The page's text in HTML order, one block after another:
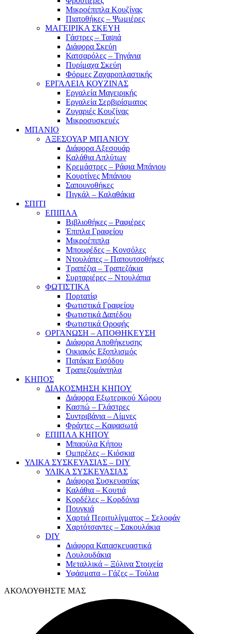
Μικροέπιπλα Κουζίνας
Πιατοθήκες – Ψωμιέρες
ΜΑΓΕΙΡΙΚΑ ΣΚΕΥΗ
Γάστρες – Ταψιά
Διάφορα Σκεύη
Κατσαρόλες – Τηγάνια
Πυρίμαχα Σκεύη
Φόρμες Ζαχαροπλαστικής
ΕΡΓΑΛΕΙΑ ΚΟΥΖΙΝΑΣ
Εργαλεία Μαγειρικής
Εργαλεία Σερβιρίσματος
Ζυγαριές Κουζίνας
Μικροσυσκευές
ΜΠΑΝΙΟ
ΑΞΕΣΟΥΑΡ ΜΠΑΝΙΟΥ
Διάφορα Αξεσουάρ
Καλάθια Απλύτων
Κρεμάστρες – Ράφια Μπάνιου
Κουρτίνες Μπάνιου
Σαπουνοθήκες
Πιγκάλ – Καλαθάκια
ΣΠΙΤΙ
ΕΠΙΠΛΑ
Βιβλιοθήκες – Ραφιέρες
Έπιπλα Γραφείου
Μικροέπιπλα
Μπουφέδες – Κονσόλες
Ντουλάπες – Παπουτσοθήκες
Τραπέζια – Τραπεζάκια
Συρταριέρες – Ντουλάπια
ΦΩΤΙΣΤΙΚΑ
Πορτατίφ
Φωτιστικά Γραφείου
Φωτιστικά Δαπέδου
Φωτιστικά Οροφής
ΟΡΓΑΝΩΣΗ – ΑΠΟΘΗΚΕΥΣΗ
Διάφορα Αποθήκευσης
Οικιακός Εξοπλισμός
Πατάκια Εισόδου
Τραπεζομάντηλα
ΚΗΠΟΣ
ΔΙΑΚΟΣΜΗΣΗ ΚΗΠΟΥ
Διάφορα Εξωτερικού Χώρου
Κασπώ – Γλάστρες
Συντριβάνια – Λίμνες
Φράχτες – Καφασωτά
ΕΠΙΠΛΑ ΚΗΠΟΥ
Μπαούλα Κήπου
Ομπρέλες – Κιόσκια
ΥΛΙΚΑ ΣΥΣΚΕΥΑΣΙΑΣ – DIY
ΥΛΙΚΑ ΣΥΣΚΕΥΑΣΙΑΣ
Διάφορα Συσκευασίας
Καλάθια – Κουτιά
Κορδέλες – Κορδόνια
Πουγκιά
Χαρτιά Περιτυλίγματος – Σελοφάν
Χαρτότσαντες – Σακουλάκια
DIY
Διάφορα Κατασκευαστικά
Λουλουδάκια
Μεταλλικά – Ξύλινα Στοιχεία
Υφάσματα – Γάζες – Τούλια
ΑΚΟΛΟΥΘΗΣΤΕ ΜΑΣ